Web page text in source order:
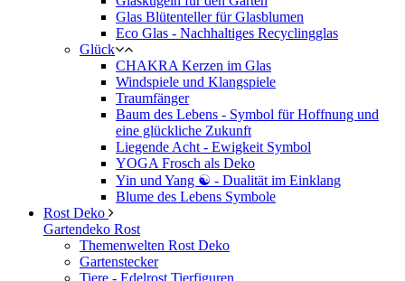
Glas Blütenteller für Glasblumen
Eco Glas - Nachhaltiges Recyclingglas
Glück
CHAKRA Kerzen im Glas
Windspiele und Klangspiele
Traumfänger
Baum des Lebens - Symbol für Hoffnung und
eine glückliche Zukunft
Liegende Acht - Ewigkeit Symbol
YOGA Frosch als Deko
Yin und Yang ☯ - Dualität im Einklang
Blume des Lebens Symbole
Rost Deko
Gartendeko Rost
Themenwelten Rost Deko
Gartenstecker
Tiere - Edelrost Tierfiguren